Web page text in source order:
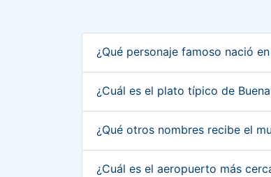
¿Qué personaje famoso nació
¿Cuál es el plato típico de
¿Qué otros nombres recibe el
¿Cuál es el aeropuerto más